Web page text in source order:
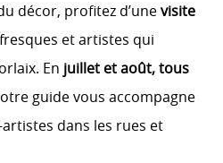
décor, profitez d’unevisite
et artistes qui
En juillet et août, tous
guide vous accompagne
dans les rues et